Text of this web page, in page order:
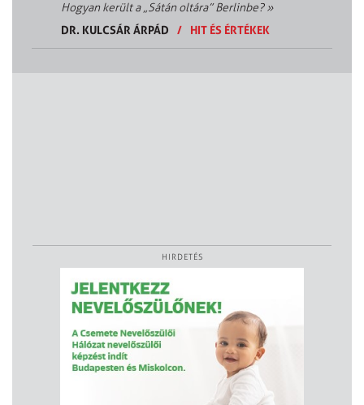
Hogyan került a „Sátán oltára” Berlinbe?»
DR. KULCSÁR ÁRPÁD
/ HIT ÉS ÉRTÉKEK
HIRDETÉS